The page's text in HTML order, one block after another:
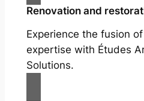
Renovation and
Experience the fusion
expertise with Études
Solutions.